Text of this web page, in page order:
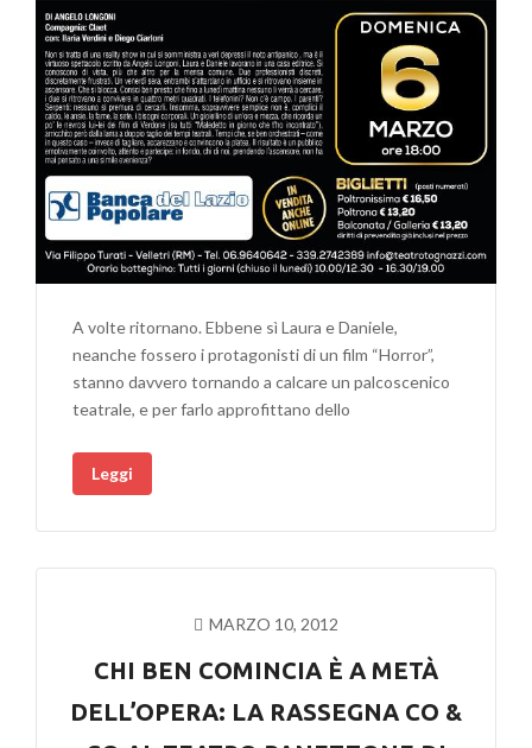
A volte ritornano. Ebbene sì Laura e Daniele,
neanche fossero i protagonisti di un film “Horror”,
stanno davvero tornando a calcare un palcoscenico
teatrale, e per farlo approfittano dello
Leggi
MARZO 10, 2012
CHI BEN COMINCIA È A METÀ
DELL’OPERA: LA RASSEGNA CO &